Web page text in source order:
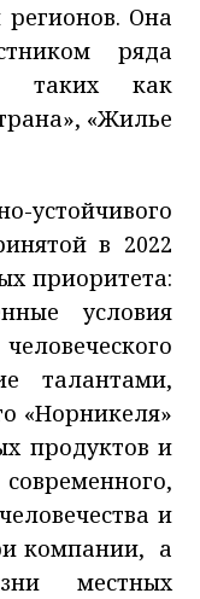
Она
ряда
таких как
«Жилье
устойчивого
в 2022
приоритета:
условия
талантами,
«Норникеля»
продуктов и
и
компании, а
местных